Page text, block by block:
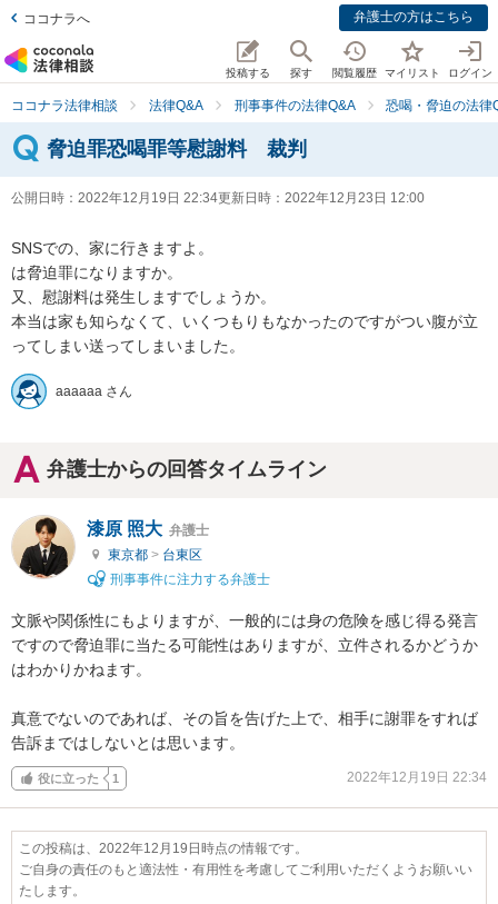
ココナラへ 弁護士の方はこちら
投稿する 探す 閲覧履歴 マイリスト ログイン
ココナラ法律相談 法律Q&A 刑事事件の法律Q&A 恐喝・脅迫の法律
脅迫罪恐喝罪等慰謝料 裁判
公開日時： 2022年12月19日 22:34更新日時： 2022年12月23日 12:00
SNSでの、家に行きますよ。
は脅迫罪になりますか。
又、慰謝料は発生しますでしょうか。
本当は家も知らなくて、いくつもりもなかったのですがつい腹が立
ってしまい送ってしまいました。
aaaaaa さん
弁護士からの回答タイムライン
漆原 照大 弁護士
東京都 > 台東区
刑事事件に注力する弁護士
文脈や関係性にもよりますが、一般的には身の危険を感じ得る発言
ですので脅迫罪に当たる可能性はありますが、立件されるかどうか
はわかりかねます。
真意でないのであれば、その旨を告げた上で、相手に謝罪をすれば
告訴まではしないとは思います。
役に立った 1 2022年12月19日 22:34
この投稿は、2022年12月19日時点の情報です。
ご自身の責任のもと適法性・有用性を考慮してご利用いただくようお願いい
たします。